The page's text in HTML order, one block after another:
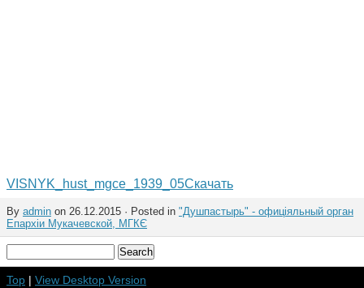
VISNYK_hust_mgce_1939_05Скачать
By admin on 26.12.2015 · Posted in "Душпастырь" - офиціяльный орган
Епархіи Мукачевской, МГКЄ
Top | View Desktop Version